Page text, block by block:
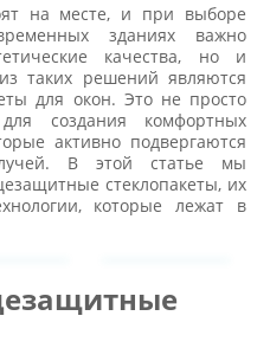
на месте, и при выборе
зданиях важно
качества, но и
таких решений являются
для окон. Это не просто
создания комфортных
активно подвергаются
В этой статье мы
стеклопакеты, их
которые лежат в